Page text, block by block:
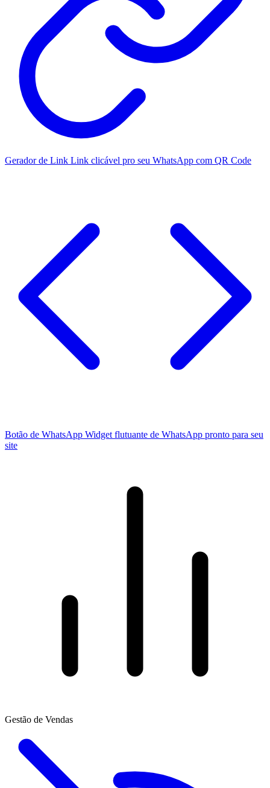
Gerador de Link Link clicável pro seu WhatsApp com QR Code
Botão de WhatsApp Widget flutuante de WhatsApp pronto para seu
site
Gestão de Vendas